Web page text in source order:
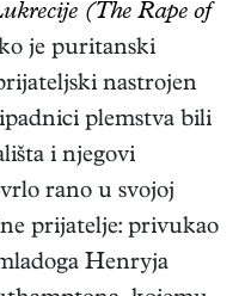
(The Rape of
je puritanski
nastrojen
plemstva bili
i njegovi
rano u svojoj
prijatelje: privukao
Henryja